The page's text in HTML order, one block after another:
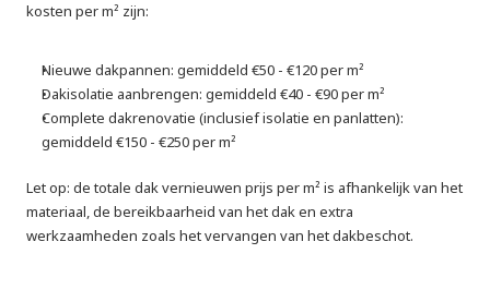
kosten per m² zijn:
Nieuwe dakpannen: gemiddeld €50 - €120 per m²
Dakisolatie aanbrengen: gemiddeld €40 - €90 per m²
Complete dakrenovatie (inclusief isolatie en panlatten):
gemiddeld €150 - €250 per m²
Let op: de totale dak vernieuwen prijs per m² is afhankelijk van het
materiaal, de bereikbaarheid van het dak en extra
werkzaamheden zoals het vervangen van het dakbeschot.